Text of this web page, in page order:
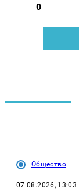
0
Общество
07.08.2026, 13:03